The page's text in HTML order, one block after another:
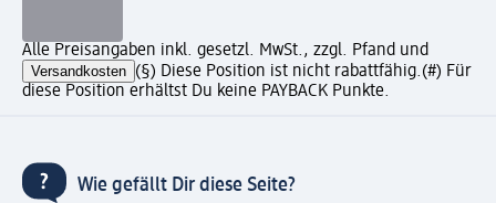
Alle Preisangaben inkl. gesetzl. MwSt., zzgl. Pfand und
Versandkosten (§) Diese Position ist nicht rabattfähig.(#) Für
diese Position erhältst Du keine PAYBACK Punkte.
Wie gefällt Dir diese Seite?